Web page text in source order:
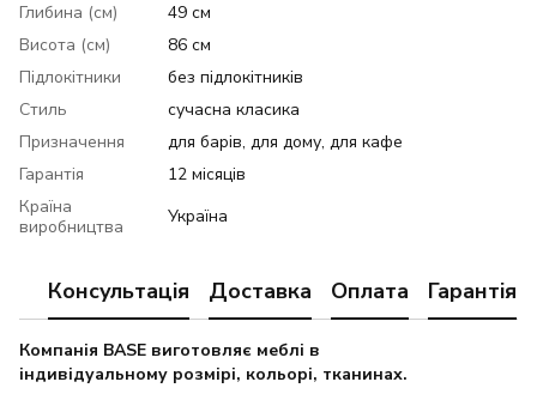
Глибина (см)
49 см
Висота (см)
86 см
Підлокітники
без підлокітників
Стиль
сучасна класика
Призначення
для барів, для дому, для кафе
Гарантія
12 місяців
Країна
виробництва
Україна
Консультація Доставка Оплата Гарантія
Компанія BASE виготовляє меблі в
індивідуальному розмірі, кольорі, тканинах.